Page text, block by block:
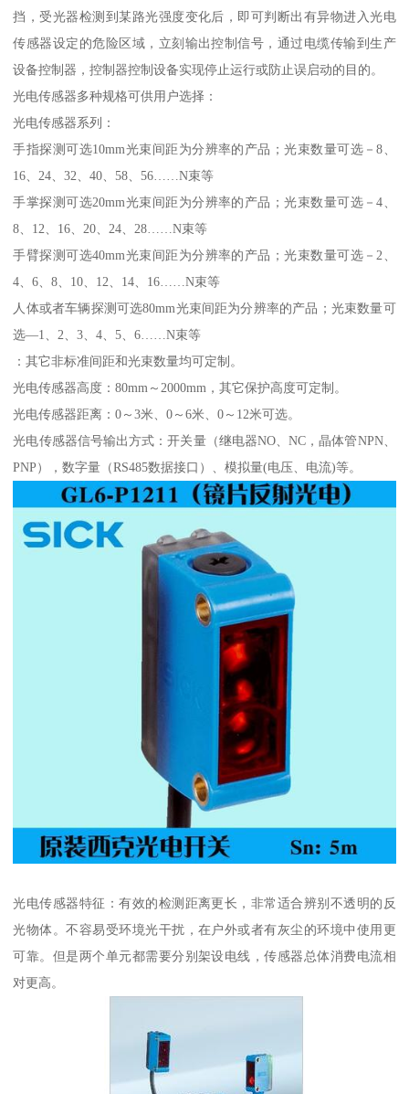
挡，受光器检测到某路光强度变化后，即可判断出有异物进入光电
传感器设定的危险区域，立刻输出控制信号，通过电缆传输到生产
设备控制器，控制器控制设备实现停止运行或防止误启动的目的。
光电传感器多种规格可供用户选择：
光电传感器系列：
手指探测可选10mm光束间距为分辨率的产品；光束数量可选－8、
16、24、32、40、58、56……N束等
手掌探测可选20mm光束间距为分辨率的产品；光束数量可选－4、
8、12、16、20、24、28……N束等
手臂探测可选40mm光束间距为分辨率的产品；光束数量可选－2、
4、6、8、10、12、14、16……N束等
人体或者车辆探测可选80mm光束间距为分辨率的产品；光束数量可
选—1、2、3、4、5、6……N束等
：其它非标准间距和光束数量均可定制。
光电传感器高度：80mm～2000mm，其它保护高度可定制。
光电传感器距离：0～3米、0～6米、0～12米可选。
光电传感器信号输出方式：开关量（继电器NO、NC，晶体管NPN、
PNP），数字量（RS485数据接口）、模拟量(电压、电流)等。
光电传感器特征：有效的检测距离更长，非常适合辨别不透明的反
光物体。不容易受环境光干扰，在户外或者有灰尘的环境中使用更
可靠。但是两个单元都需要分别架设电线，传感器总体消费电流相
对更高。